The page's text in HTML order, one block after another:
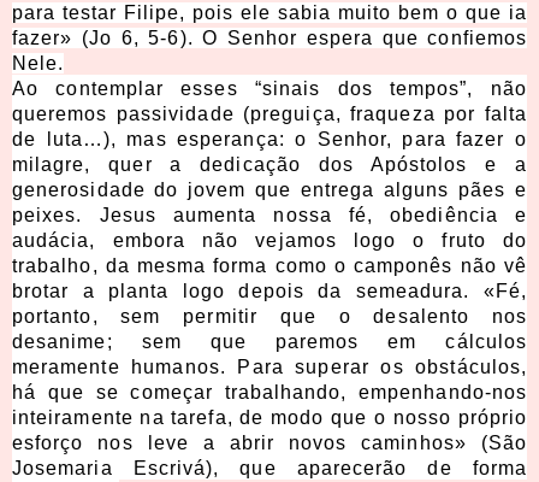
para testar Filipe, pois ele sabia muito bem o que ia
fazer» (Jo 6, 5-6). O Senhor espera que confiemos
Nele.
Ao contemplar esses “sinais dos tempos”, não
queremos passividade (preguiça, fraqueza por falta
de luta…), mas esperança: o Senhor, para fazer o
milagre, quer a dedicação dos Apóstolos e a
generosidade do jovem que entrega alguns pães e
peixes. Jesus aumenta nossa fé, obediência e
audácia, embora não vejamos logo o fruto do
trabalho, da mesma forma como o camponês não vê
brotar a planta logo depois da semeadura. «Fé,
portanto, sem permitir que o desalento nos
desanime; sem que paremos em cálculos
meramente humanos. Para superar os obstáculos,
há que se começar trabalhando, empenhando-nos
inteiramente na tarefa, de modo que o nosso próprio
esforço nos leve a abrir novos caminhos» (São
Josemaria Escrivá), que aparecerão de forma